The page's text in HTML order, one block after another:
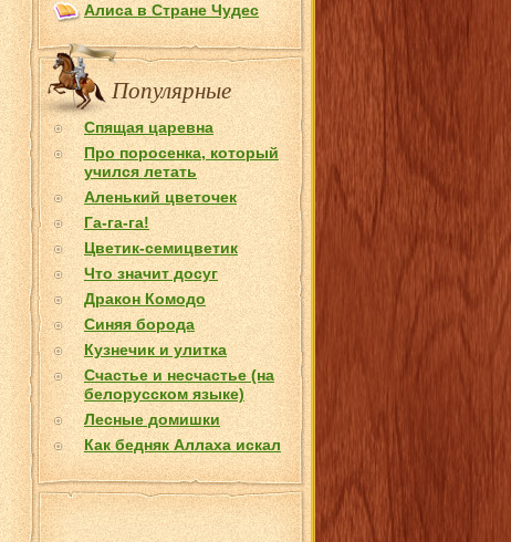
Алиса в Стране Чудес
Популярные
Спящая царевна
Про поросенка, который
учился летать
Аленький цветочек
Га-га-га!
Цветик-семицветик
Что значит досуг
Дракон Комодо
Синяя борода
Кузнечик и улитка
Счастье и несчастье (на
белорусском языке)
Лесные домишки
Как бедняк Аллаха искал